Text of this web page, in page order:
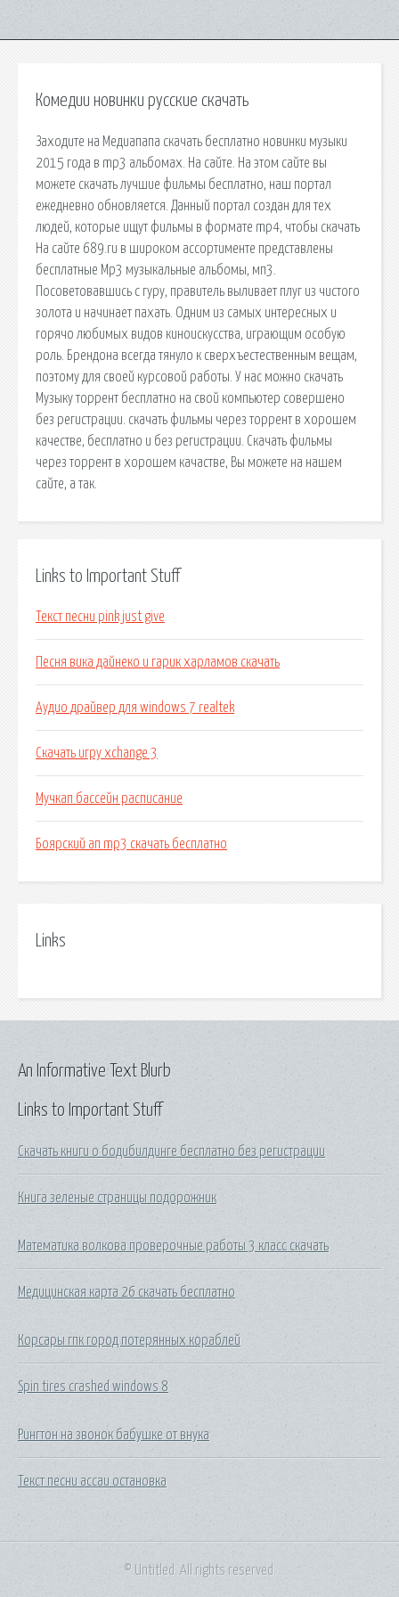
Комедии новинки русские скачать
Заходите на Медиапапа скачать бесплатно новинки музыки
2015 года в mp3 альбомах. На сайте. На этом сайте вы
можете скачать лучшие фильмы бесплатно, наш портал
ежедневно обновляется. Данный портал создан для тех
людей, которые ищут фильмы в формате mp4, чтобы скачать
На сайте 689.ru в широком ассортименте представлены
бесплатные Mp3 музыкальные альбомы, мп3.
Посоветовавшись с гуру, правитель выливает плуг из чистого
золота и начинает пахать. Одним из самых интересных и
горячо любимых видов киноискусства, играющим особую
роль. Брендона всегда тянуло к сверхъестественным вещам,
поэтому для своей курсовой работы. У нас можно скачать
Музыку торрент бесплатно на свой компьютер совершено
без регистрации. скачать фильмы через торрент в хорошем
качестве, бесплатно и без регистрации. Скачать фильмы
через торрент в хорошем качастве, Вы можете на нашем
сайте, а так.
Links to Important Stuff
Текст песни pink just give
Песня вика дайнеко и гарик харламов скачать
Аудио драйвер для windows 7 realtek
Скачать игру xchange 3
Мучкап бассейн расписание
Боярский ап mp3 скачать бесплатно
Links
Links to Important Stuff
Скачать книги о бодибилдинге бесплатно без регистрации
Книга зеленые страницы подорожник
Математика волкова проверочные работы 3 класс скачать
Медицинская карта 26 скачать бесплатно
Корсары гпк город потерянных кораблей
Spin tires crashed windows 8
Рингтон на звонок бабушке от внука
Текст песни ассаи остановка
An Informative Text Blurb
© Untitled. All rights reserved.